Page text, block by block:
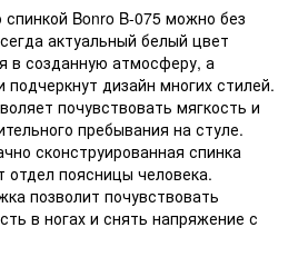
Bonro B-075 можно без
актуальный белый цвет
в созданную атмосферу, а
дизайн многих стилей.
почувствовать мягкость и
пребывания на стуле.
сконструированная спинка
отдел поясницы человека.
позволит почувствовать
в ногах и снять напряжение с